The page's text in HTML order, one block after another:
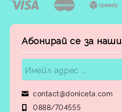
Абонирай се за
contact@doniceta.com
0888/704555